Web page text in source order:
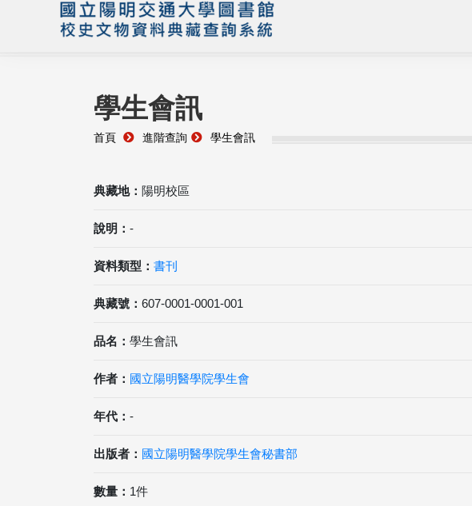
學生會訊
首頁 進階查詢 學生會訊
典藏地： 陽明校區
說明： -
資料類型： 書刊
典藏號： 607-0001-0001-001
品名： 學生會訊
作者： 國立陽明醫學院學生會
年代： -
出版者： 國立陽明醫學院學生會秘書部
數量： 1件